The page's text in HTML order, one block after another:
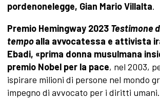
pordenonelegge, Gian Mario Villalta.
Premio Hemingway 2023 Testimone
tempoalla avvocatessa e attivista
Ebadi, «prima donna musulmana
premio Nobel per la pace, nel 2003,
ispirare milioni di persone nel mondo
impegno di avvocato per i diritti